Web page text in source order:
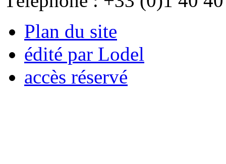
Plan du site
édité par Lodel
accès réservé